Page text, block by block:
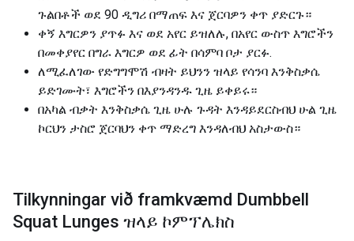
ጉልበቶች ወደ 90 ዲግሪ በማጠፍ እና ጀርባዎን ቀጥ ያድርጉ።
ቀኝ እግርዎን ያጥፉ እና ወደ አየር ይዝለሉ, በአየር ውስጥ እግሮችን
በመቀያየር በግራ እግርዎ ወደ ፊት በሳምባ ቦታ ያርፉ.
ለሚፈለገው የድግግሞሽ ብዛት ይህንን ዝላይ የሳንባ እንቅስቃሴ
ይድገሙት፣ እግሮችን በእያንዳንዱ ጊዜ ይቀይሩ።
በአካል ብቃት እንቅስቃሴ ጊዜ ሁሉ ጉዳት እንዳይደርስብህ ሁል ጊዜ
ኮርህን ታስሮ ጀርባህን ቀጥ ማድረግ እንዳለብህ አስታውስ።
Tilkynningar við framkvæmd Dumbbell
Squat Lunges ዝላይ ኮምፕሌክስ